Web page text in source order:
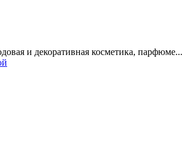
и декоративная косметика, парфюме...